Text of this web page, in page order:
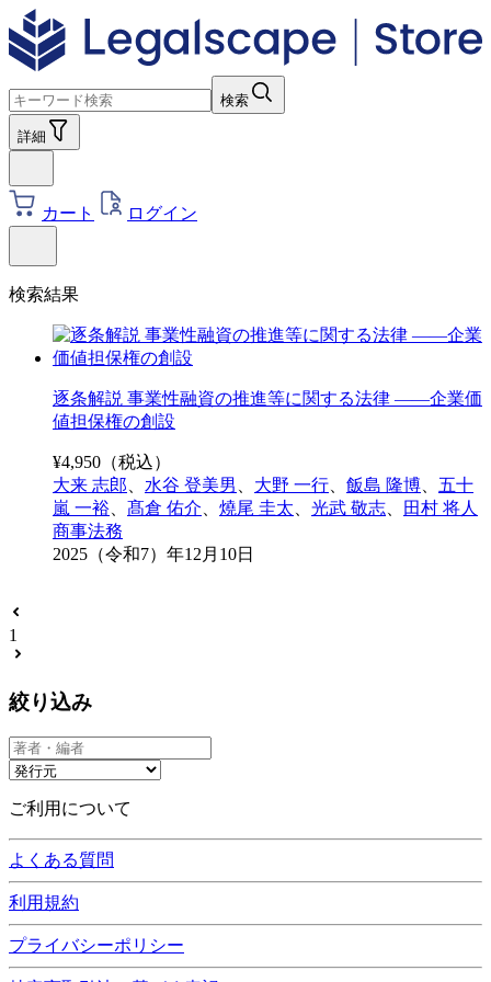
検索
詳細
カート ログイン
検索結果
逐条解説 事業性融資の推進等に関する法律 ――企業価
値担保権の創設
¥4,950 （税込）
大来 志郎
水谷 登美男 大野 一行 飯島 隆博
五十
嵐 一裕
髙倉 佑介 燒尾 圭太 光武 敬志
田村 将人
商事法務
2025（令和7）年12月10日
1
絞り込み
ご利用について
よくある質問
利用規約
プライバシーポリシー